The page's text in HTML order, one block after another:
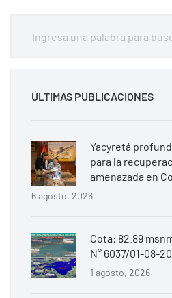
ÚLTIMAS PUBLICACIONES
Yacyretá
para la
amenazada en
6 agosto, 2026
Cota: 82.89
N° 6037/01-08-
1 agosto, 2026